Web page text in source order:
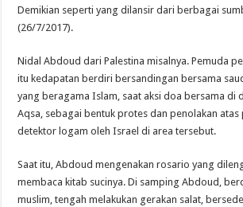
Demikian seperti yang dilansir dari berbagai
(26/7/2017).
Nidal Abdoud dari Palestina misalnya. Pemuda
itu kedapatan berdiri bersandingan bersama
yang beragama Islam, saat aksi doa bersama di
Aqsa, sebagai bentuk protes dan penolakan atas
detektor logam oleh Israel di area tersebut.
Saat itu, Abdoud mengenakan rosario yang
membaca kitab sucinya. Di samping Abdoud,
muslim, tengah melakukan gerakan salat,